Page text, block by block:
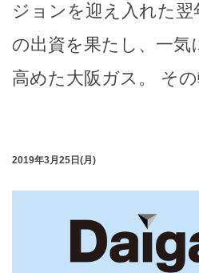
ジョンを迎え入れた
の出資を果たし、一
高めた大阪ガス。 そ
2019年3月25日(月)